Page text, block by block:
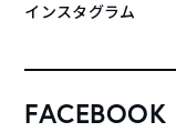
インスタグラム
FACEBOOK